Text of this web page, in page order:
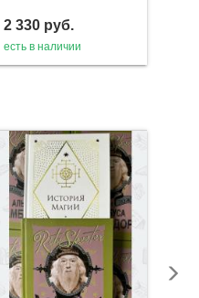
2 330 руб.
есть в наличии